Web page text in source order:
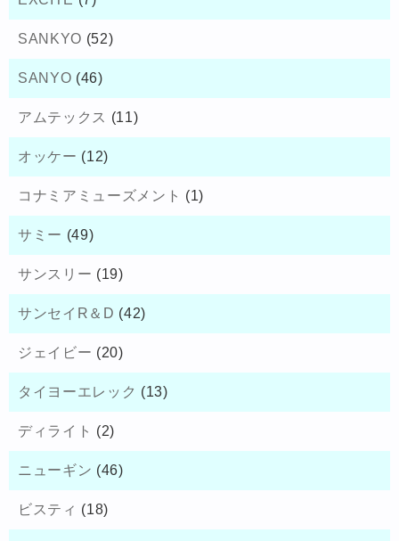
SANKYO (52)
SANYO (46)
アムテックス (11)
オッケー (12)
コナミアミューズメント (1)
サミー (49)
サンスリー (19)
サンセイR＆D (42)
ジェイビー (20)
タイヨーエレック (13)
ディライト (2)
ニューギン (46)
ビスティ (18)